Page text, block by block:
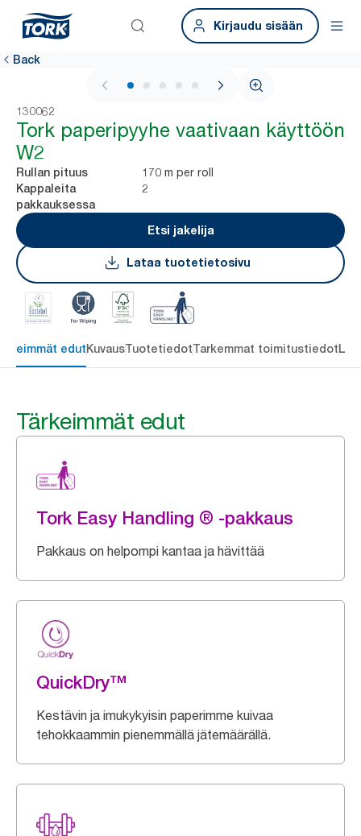
Kirjaudu sisään
Back
1 / 5
130062
Tork paperipyyhe vaativaan käyttöön
W2
Rullan pituus 170 m per roll
Kappaleita
pakkauksessa
2
Etsi jakelija
Lataa tuotetietosivu
edutKuvausTuotetiedotTarkemmat toimitustiedot
Tärkeimmät edut
Tork Easy Handling ® -pakkaus
Pakkaus on helpompi kantaa ja hävittää
QuickDry™
Kestävin ja imukykyisin paperimme kuivaa
tehokkaammin pienemmällä jätemäärällä.